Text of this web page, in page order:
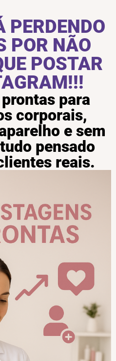
PERDENDO
POR NÃO
POSTAR
para
corporais,
e sem
pensado
reais.